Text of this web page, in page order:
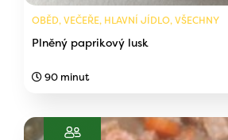
OBĚD, VEČEŘE, HLAVNÍ JÍDLO, VŠECHNY
Plněný paprikový lusk
90 minut